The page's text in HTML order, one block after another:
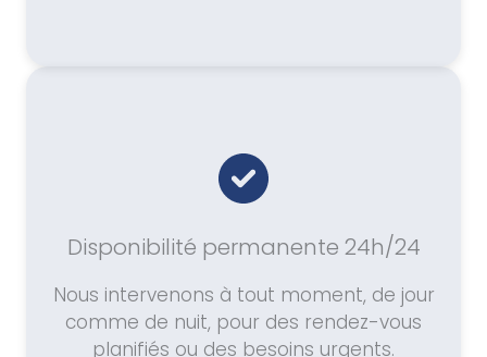
Disponibilité permanente 24h/24
Nous intervenons à tout moment, de jour
comme de nuit, pour des rendez-vous
planifiés ou des besoins urgents.